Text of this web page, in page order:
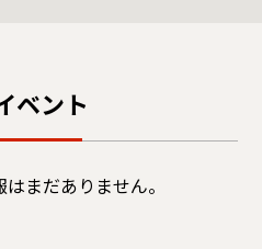
ベント
まだありません。